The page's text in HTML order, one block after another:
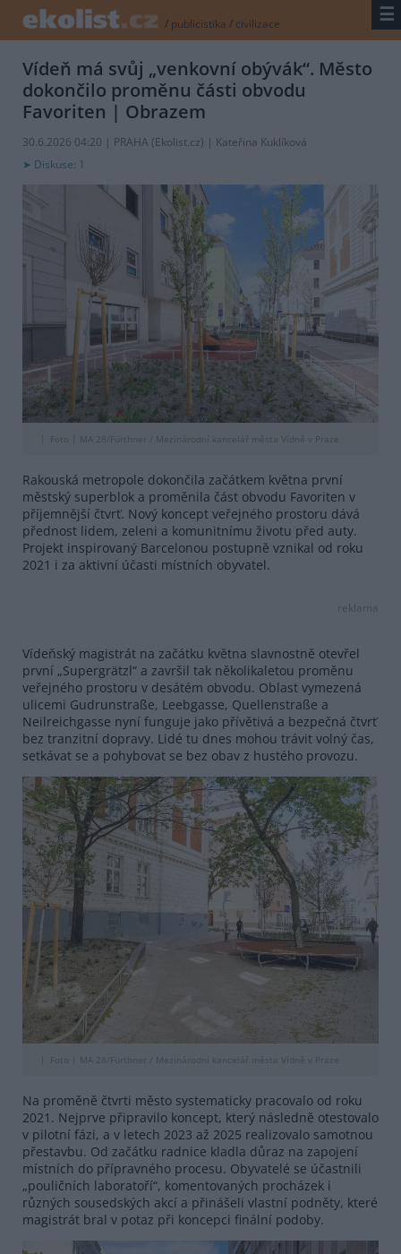
/ publicistika / civilizace ☰
Vídeň má svůj „venkovní obývák“. Město
dokončilo proměnu části obvodu
Favoriten | Obrazem
30.6.2026 04:20 | PRAHA (Ekolist.cz) | Kateřina Kuklíková
Diskuse: 1
Foto | MA 28/Fürthner / Mezinárodní kancelář města Vídně v Praze
Rakouská metropole dokončila začátkem května první
městský superblok a proměnila část obvodu Favoriten v
příjemnější čtvrť. Nový koncept veřejného prostoru dává
přednost lidem, zeleni a komunitnímu životu před auty.
Projekt inspirovaný Barcelonou postupně vznikal od roku
2021 i za aktivní účasti místních obyvatel.
reklama
Vídeňský magistrát na začátku května slavnostně otevřel
první „Supergrätzl“ a završil tak několikaletou proměnu
veřejného prostoru v desátém obvodu. Oblast vymezená
ulicemi Gudrunstraße, Leebgasse, Quellenstraße a
Neilreichgasse nyní funguje jako přívětivá a bezpečná čtvrť
bez tranzitní dopravy. Lidé tu dnes mohou trávit volný čas,
setkávat se a pohybovat se bez obav z hustého provozu.
Foto | MA 28/Fürthner / Mezinárodní kancelář města Vídně v Praze
Na proměně čtvrti město systematicky pracovalo od roku
2021. Nejprve připravilo koncept, který následně otestovalo
v pilotní fázi, a v letech 2023 až 2025 realizovalo samotnou
přestavbu. Od začátku radnice kladla důraz na zapojení
místních do přípravného procesu. Obyvatelé se účastnili
„pouličních laboratoří“, komentovaných procházek i
různých sousedských akcí a přinášeli vlastní podněty, které
magistrát bral v potaz při koncepci finální podoby.